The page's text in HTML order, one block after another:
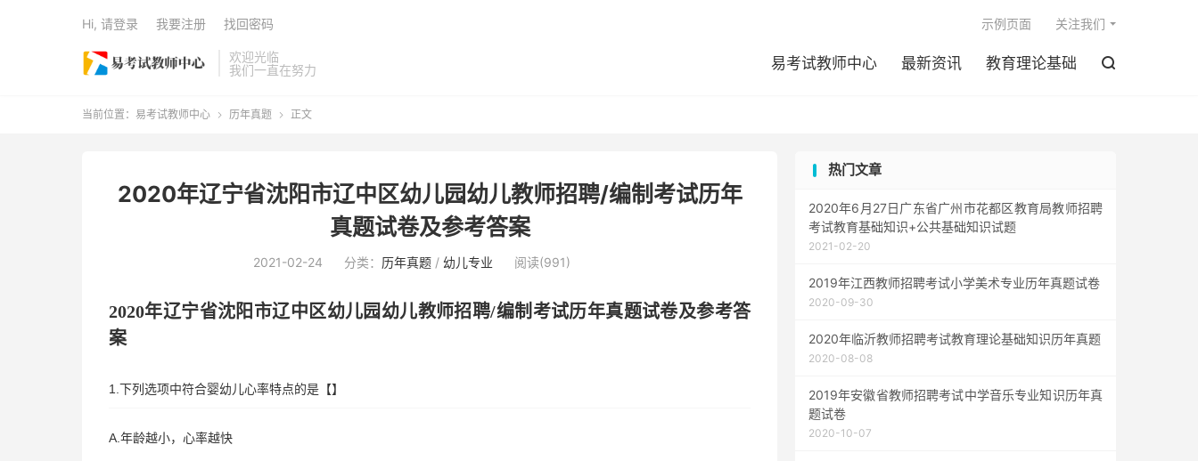
欢迎光临
我们一直在努力
易考试教师中心 最新资讯 教育理论基础 
示例页面 关注我们
Hi, 请登录 我要注册 找回密码
当前位置： 易考试教师中心  历年真题  正文
2020年辽宁省沈阳市辽中区幼儿园幼儿教师招聘/编制考试历年
真题试卷及参考答案
2021-02-24 分类： 历年真题 / 幼儿专业 阅读(991)
2020年辽宁省沈阳市辽中区幼儿园幼儿教师招聘/编制考试历年真题试卷及参考答
案
1.下列选项中符合婴幼儿心率特点的是【】
A.年龄越小，心率越快
热门文章
2020年6月27日广东省广州市花都区教育局教师招聘
考试教育基础知识+公共基础知识试题
2021-02-20
2019年江西教师招聘考试小学美术专业历年真题试卷
2020-09-30
2020年临沂教师招聘考试教育理论基础知识历年真题
2020-08-08
2019年安徽省教师招聘考试中学音乐专业知识历年真
题试卷
2020-10-07